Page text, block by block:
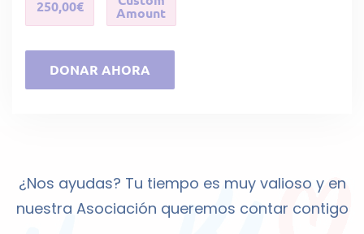
250,00€ Amount
DONAR AHORA
¿Nos ayudas? Tu tiempo es muy valioso y en
nuestra Asociación queremos contar contigo